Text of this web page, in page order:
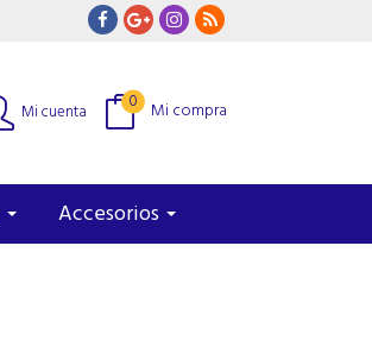
Mi cuenta Mi compra
0
Accesorios